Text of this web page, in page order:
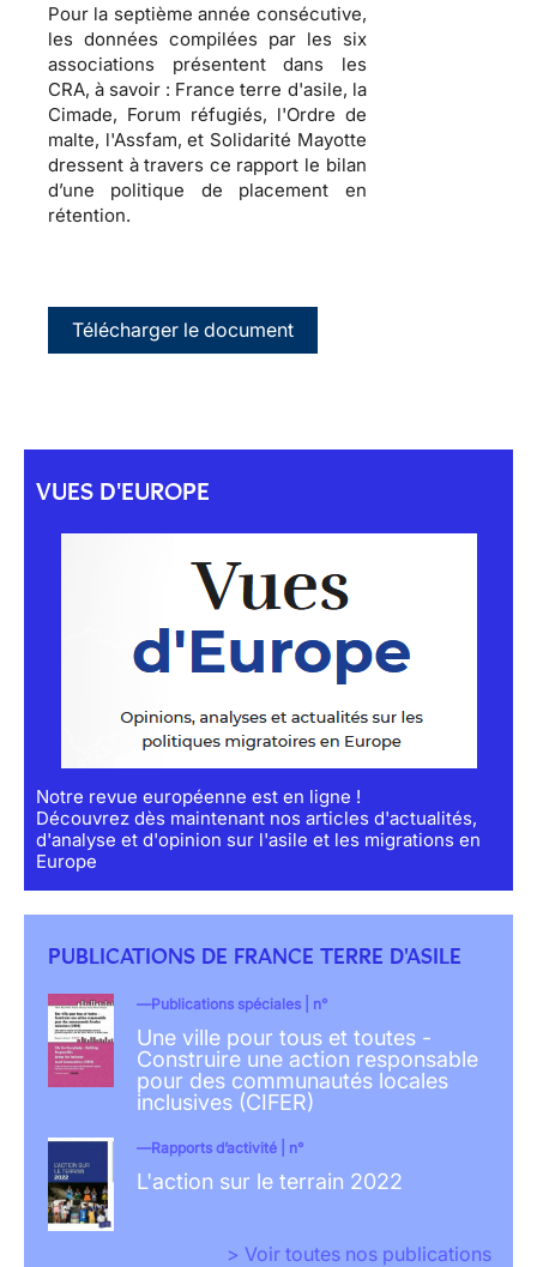
Pour la septième année consécutive,
les données compilées par les six
associations présentent dans les
CRA, à savoir : France terre d'asile, la
Cimade, Forum réfugiés, l'Ordre de
malte, l'Assfam, et Solidarité Mayotte
dressent à travers ce rapport le bilan
d’une politique de placement en
rétention.
Télécharger le document
VUES D'EUROPE
Notre revue européenne est en ligne !
Découvrez dès maintenant nos articles d'actualités,
d'analyse et d'opinion sur l'asile et les migrations en
Europe
PUBLICATIONS DE FRANCE TERRE D'ASILE
Publications spéciales | n°
Une ville pour tous et toutes -
Construire une action responsable
pour des communautés locales
inclusives (CIFER)
Rapports d’activité | n°
L'action sur le terrain 2022
> Voir toutes nos publications